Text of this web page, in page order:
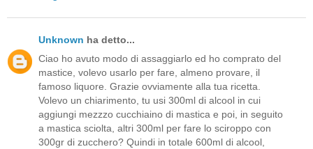
Unknown ha detto...
Ciao ho avuto modo di assaggiarlo ed ho comprato del
mastice, volevo usarlo per fare, almeno provare, il
famoso liquore. Grazie ovviamente alla tua ricetta.
Volevo un chiarimento, tu usi 300ml di alcool in cui
aggiungi mezzzo cucchiaino di mastica e poi, in seguito
a mastica sciolta, altri 300ml per fare lo sciroppo con
300gr di zucchero? Quindi in totale 600ml di alcool,